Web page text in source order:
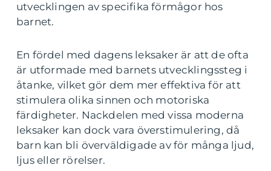
utvecklingen av specifika förmågor hos
barnet.
En fördel med dagens leksaker är att de ofta
är utformade med barnets utvecklingssteg i
åtanke, vilket gör dem mer effektiva för att
stimulera olika sinnen och motoriska
färdigheter. Nackdelen med vissa moderna
leksaker kan dock vara överstimulering, då
barn kan bli överväldigade av för många ljud,
ljus eller rörelser.